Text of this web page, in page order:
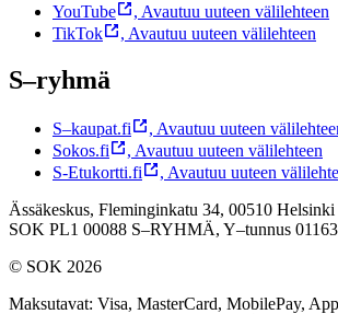
YouTube
, Avautuu uuteen välilehteen
TikTok
, Avautuu uuteen välilehteen
S–ryhmä
S–kaupat.fi , Avautuu uuteen
Sokos.fi
, Avautuu uuteen välilehteen
S-Etukortti.fi
, Avautuu uuteen
Ässäkeskus, Fleminginkatu 34, 00510 Helsinki
SOK PL1 00088 S–RYHMÄ, Y–tunnus
© SOK 2026
Maksutavat: Visa, MasterCard, MobilePay,